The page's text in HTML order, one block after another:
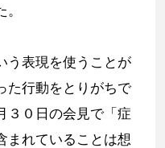
う表現を使うことが
た行動をとりがちで
３０日の会見で「症
まれていることは想